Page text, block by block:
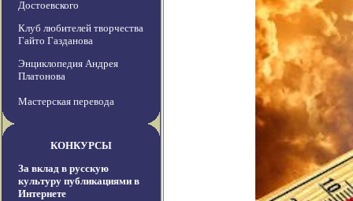
Достоевского
Клуб любителей творчества
Гайто Газданова
Энциклопедия Андрея
Платонова
Мастерская перевода
КОНКУРСЫ
За вклад в русскую
культуру публикациями в
Интернете